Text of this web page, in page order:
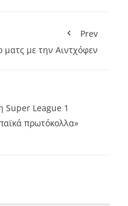
Prev
με την Αιντχόφεν
Super League 1
πρωτόκολλα»